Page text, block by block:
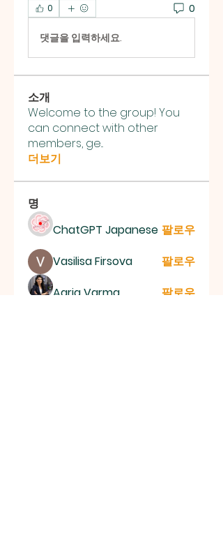
0 0
댓글을 입력하세요.
소개
Welcome to the group! You
can connect with other
members, ge...
더보기
명
ChatGPT Japanese 팔로우
Vasilisa Firsova
팔로우
Aaria Varma
팔로우